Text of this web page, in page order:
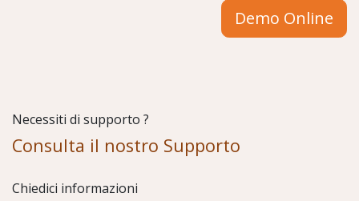
Demo Online
Necessiti di supporto ?
Consulta il nostro Supporto
Chiedici informazioni